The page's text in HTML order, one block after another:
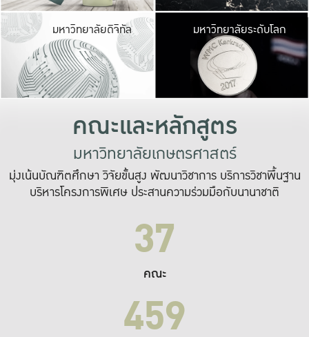
มหาวิทยาลัยดิจิทัล มหาวิ
เปลี่ยนแปลง แล
เพื่อทำง
ระบบสารสนเทศ
มหาวิทยาลัยระดับโลก
คณะและหลักสูตร
มหาวิทยาลัยเกษตรศาสตร์
มุ่งเน้นบัณฑิตศึกษา วิจัยขั้นสูง พัฒนาวิชาการ บริการวิชาพื้นฐาน
บริหารโครงการพิเศษ ประสานความร่วมมือกับนานาชาติ
37
คณะ
459